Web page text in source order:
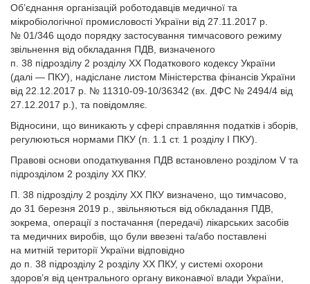
Об’єднання організацій роботодавців медичної та
мікробіологічної промисловості України від 27.11.2017 р.
№ 01/346 щодо порядку застосування тимчасового режиму
звільнення від обкладання ПДВ, визначеного
п. 38 підрозділу 2 розділу XX Податкового кодексу України
(далі — ПКУ), надіслане листом Міністерства фінансів України
від 22.12.2017 р. № 11310-09-10/36342 (вх. ДФС № 2494/4 від
27.12.2017 р.), та повідомляє.
Відносини, що виникають у сфері справляння податків і зборів,
регулюються нормами ПКУ (п. 1.1 ст. 1 розділу І ПКУ).
Правові основи оподаткування ПДВ встановлено розділом V та
підрозділом 2 розділу XX ПКУ.
П. 38 підрозділу 2 розділу XX ПКУ визначено, що тимчасово,
до 31 березня 2019 р., звільняються від обкладання ПДВ,
зокрема, операції з постачання (передачі) лікарських засобів
та медичних виробів, що були ввезені та/або поставлені
на митній території України відповідно
до п. 38 підрозділу 2 розділу XX ПКУ, у системі охорони
здоров’я від центрального органу виконавчої влади України,